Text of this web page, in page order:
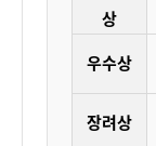
상
우수상
장려상